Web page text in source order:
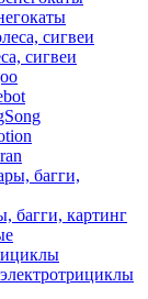
сигвеи
багги, картинг